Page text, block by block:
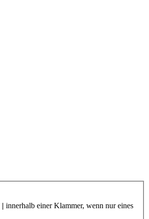
| innerhalb einer Klammer, wenn nur eines